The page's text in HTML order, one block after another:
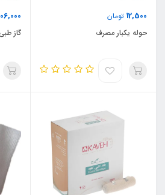
12,500 تومان
حوله یکبار مصرف
گاز طبی 8 لایه سانا